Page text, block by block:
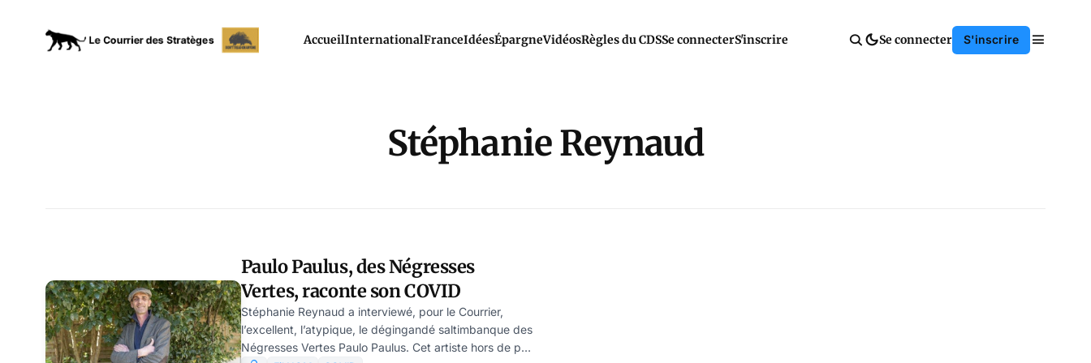
AccueilInternationalFranceIdéesÉpargneVidéosRègles du CDSSe connecterS'inscrire Se connecter S'inscrire
Stéphanie Reynaud
Paulo Paulus, des Négresses
Vertes, raconte son COVID
Stéphanie Reynaud a interviewé, pour le Courrier,
l’excellent, l’atypique, le dégingandé saltimbanque des
Négresses Vertes Paulo Paulus. Cet artiste hors de pair